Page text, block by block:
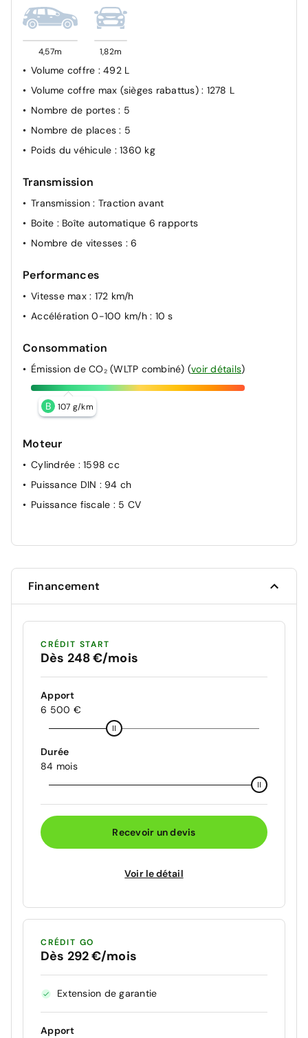
Détection des marquages au sol
Airbag frontal conducteur et passager
Système de fixation ISOFIX
Condamnation des portes électriques
4,57m 1,82m
Volume coffre : 492 L
Volume coffre max (sièges rabattus) : 1278 L
Nombre de portes: 5
Nombre de places: 5
Poids du véhicule : 1360 kg
Transmission
Transmission: Traction avant
Boite : Boîte automatique 6 rapports
Nombre de vitesses : 6
Performances
Vitesse max : 172 km/h
Accélération 0-100 km/h : 10 s
Consommation
Émission de CO₂ (WLTP combiné) (voir détails)
B 107 g/km
Moteur
Cylindrée : 1598 cc
Puissance DIN : 94 ch
Puissance fiscale : 5 CV
Financement
CRÉDIT START
Dès 248 €/mois
Apport
6 500 €
Durée
84 mois
Recevoir un devis
Voir le détail
CRÉDIT GO
Dès 292 €/mois
Extension de garantie
Apport